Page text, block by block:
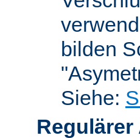
bilden
Siehe: